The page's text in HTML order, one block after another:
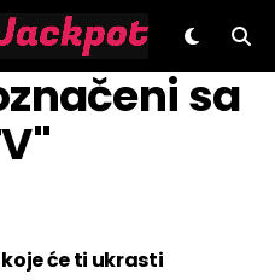
sa
koje će ti ukrasti